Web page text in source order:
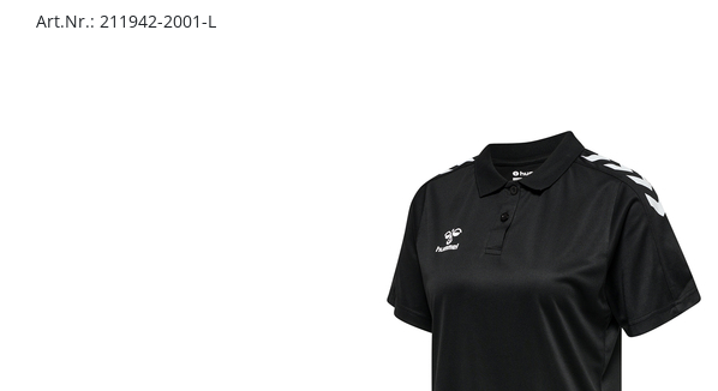
Art.Nr.: 211942-2001-L